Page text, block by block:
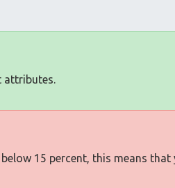
attributes.
15 percent, this means